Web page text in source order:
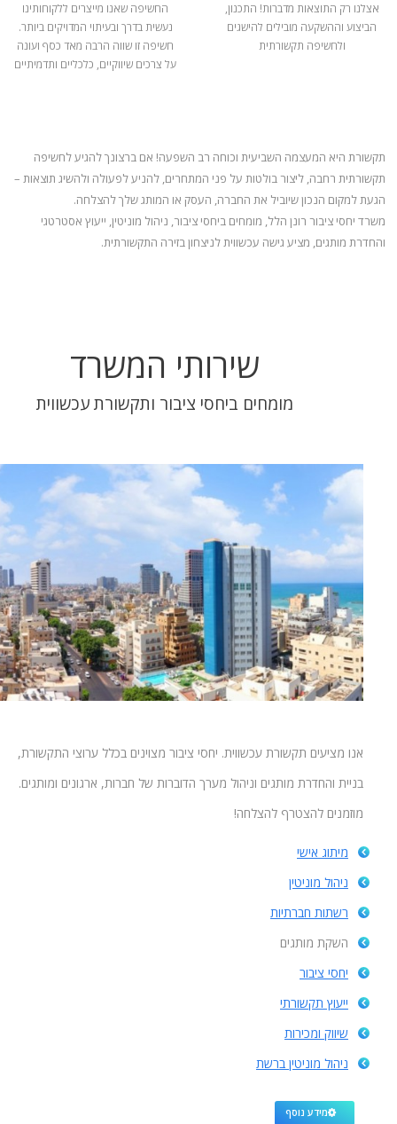
אצלנו רק התוצאות מדברות! התכנון,
הביצוע וההשקעה מובילים להישגים
ולחשיפה תקשורתית
החשיפה שאנו מייצרים ללקוחותינו
נעשית בדרך ובעיתוי המדויקים ביותר.
חשיפה זו שווה הרבה מאד כסף ועונה
על צרכים שיווקיים, כלכליים ותדמיתיים
תקשורת היא המעצמה השביעית וכוחה רב השפעה! אם ברצונך להגיע לחשיפה
תקשורתית רחבה, ליצור בולטות על פני המתחרים, להניעלפעולה ולהשיג תוצאות –
הגעת למקום הנכון שיוביל את החברה, העסק או המותג שלך להצלחה.
משרד יחסי ציבור רונן הלל, מומחים ביחסי ציבור, ניהול מוניטין, ייעוץ אסטרטגי
והחדרת מותגים, מציע גישה עכשווית לניצחון בזירה התקשורתית.
שירותי המשרד
מומחים ביחסי ציבור ותקשורת עכשווית
אנו מציעים תקשורת עכשווית. יחסי ציבור מצוינים בכלל ערוצי התקשורת,
בניית והחדרת מותגים וניהול מערך הדוברות של חברות, ארגונים ומותגים.
מוזמנים להצטרף להצלחה!
מיתוג אישי
ניהול מוניטין
רשתות חברתיות
השקת מותגים
יחסי ציבור
ייעוץ תקשורתי
שיווק ומכירות
ניהול מוניטין ברשת
מידע נוסף